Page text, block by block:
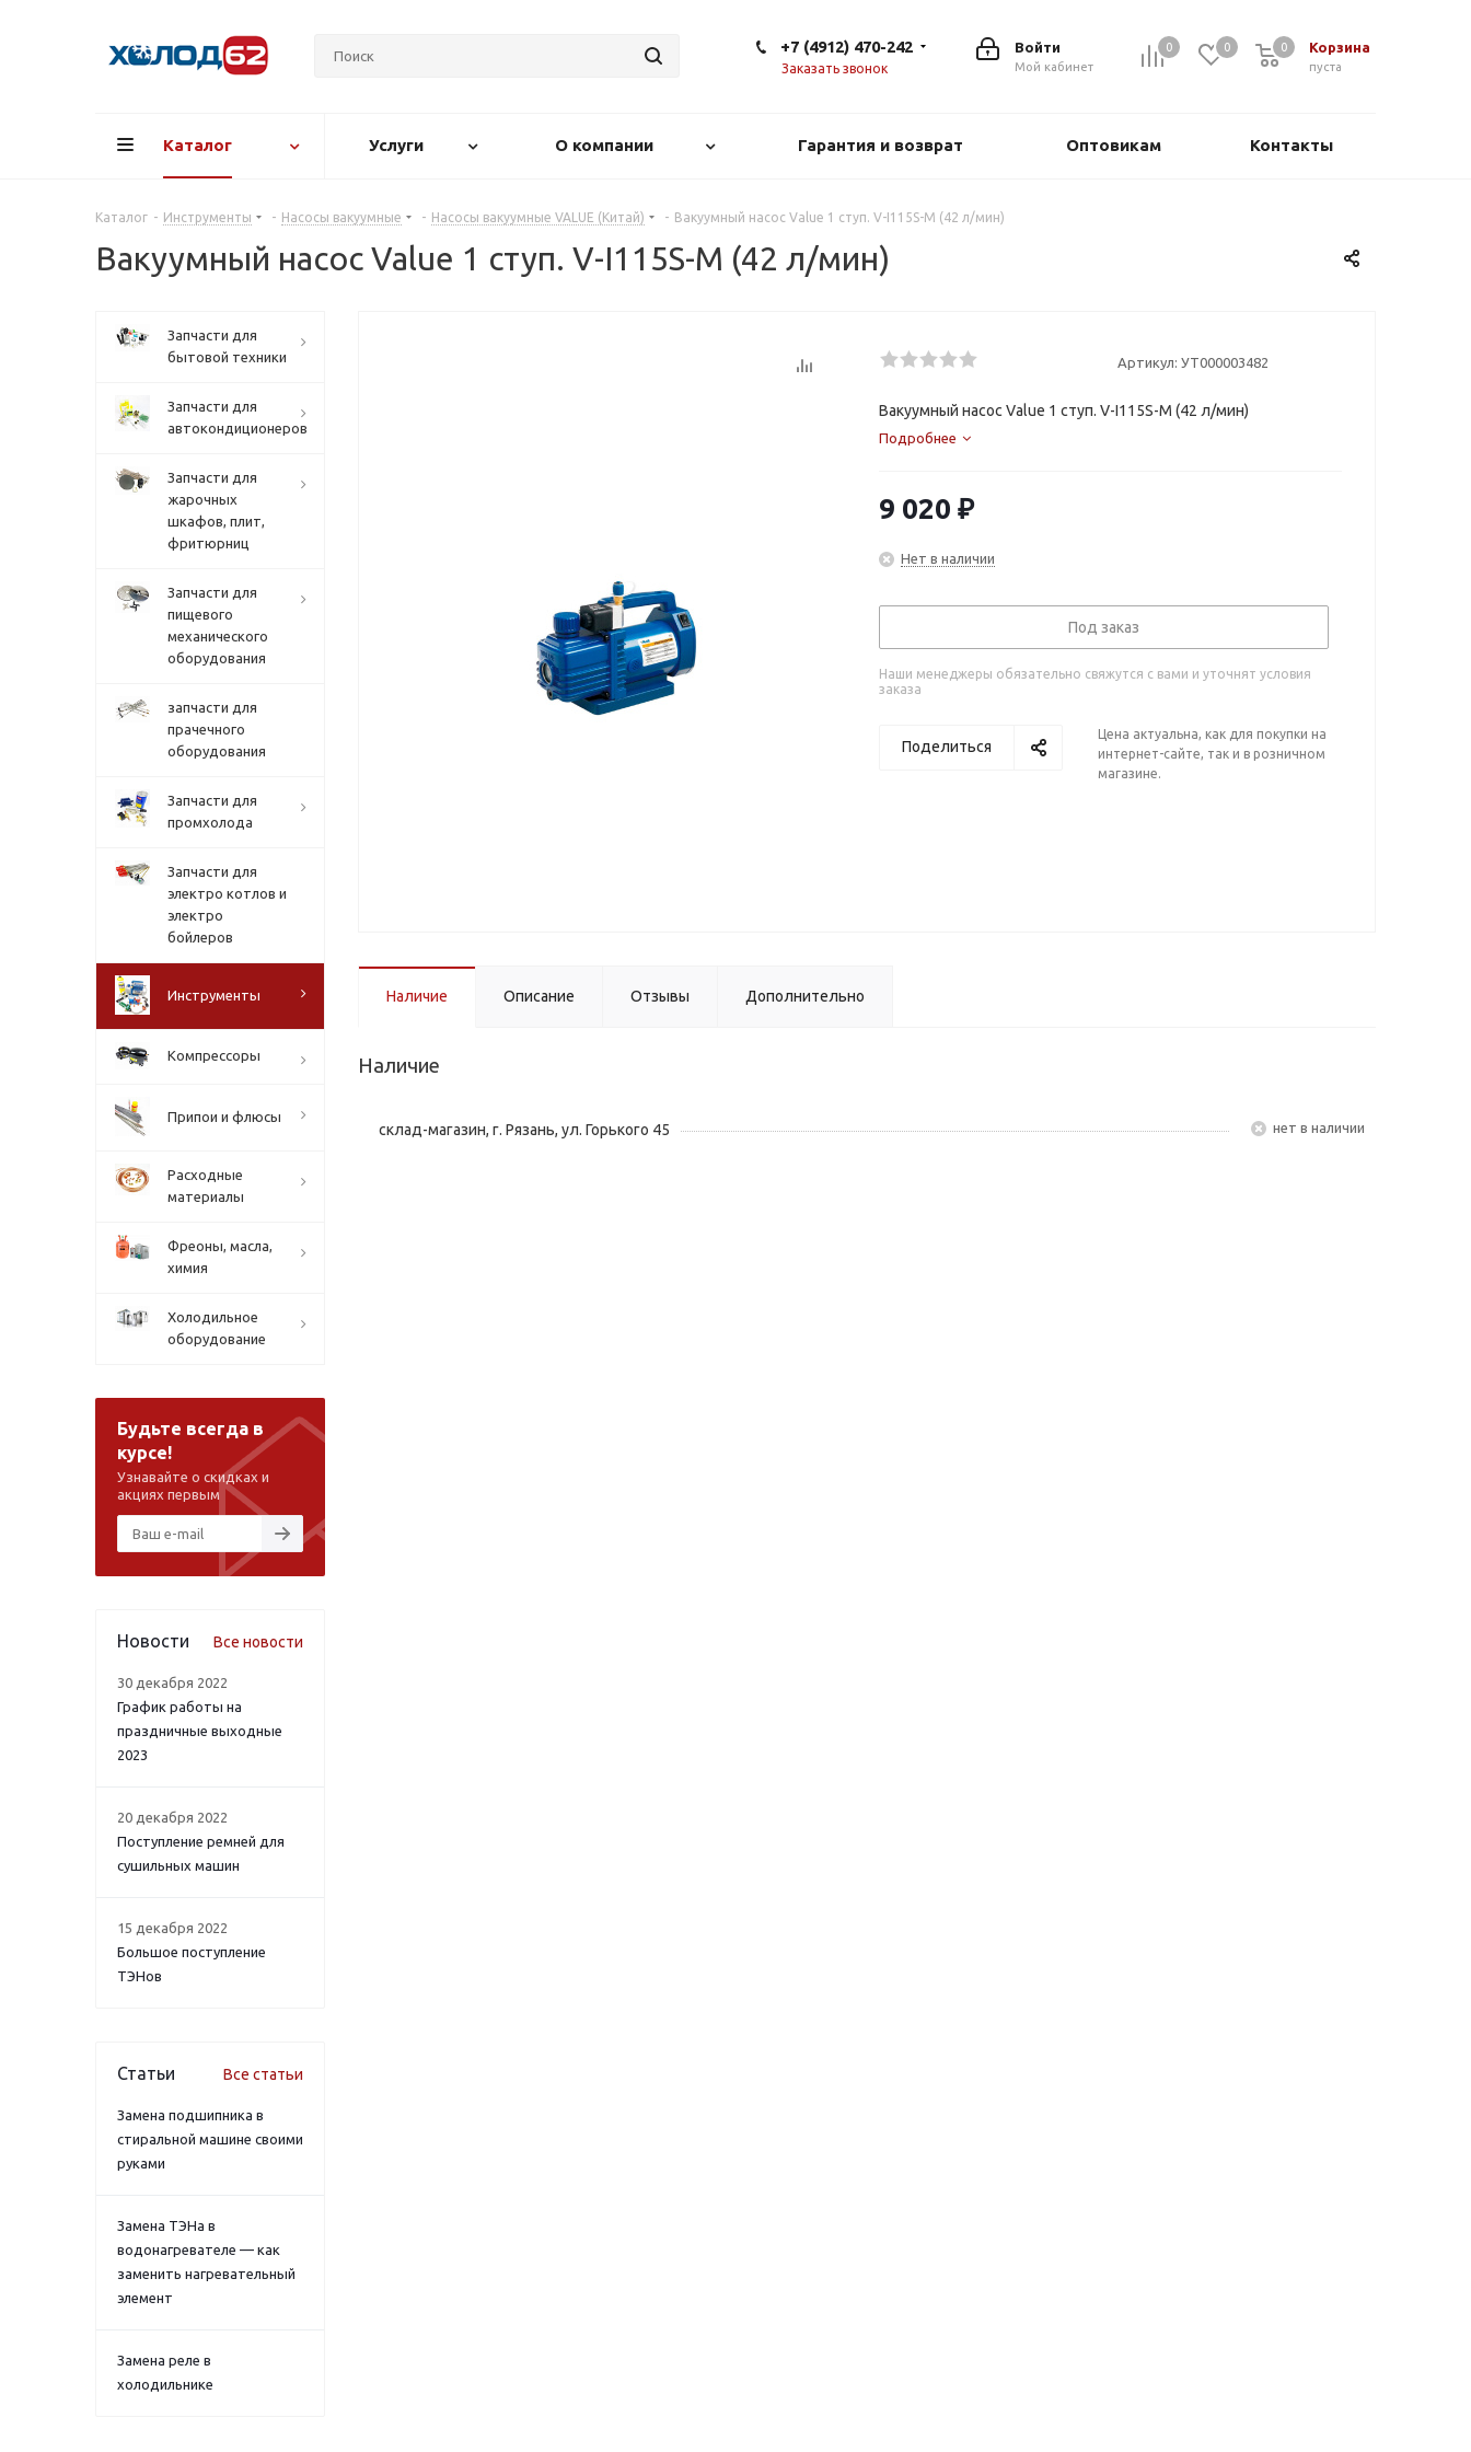
0 0 Корзина
0
пуста
0
Войти
Мой кабинет
+7 (4912) 470-242
Заказать звонок
Каталог Услуги О компании Гарантия и возврат Оптовикам Контакты
Каталог - Инструменты - Насосы вакуумные - Насосы вакуумные VALUE (Китай) - Вакуумный насос Value 1 ступ. V-I115S-M (42 л/мин)
Вакуумный насос Value 1 ступ. V-I115S-M (42 л/мин)
Артикул: УТ000003482
Вакуумный насос Value 1 ступ. V-I115S-M (42 л/мин)
Подробнее
9 020 ₽
Нет в наличии
Под заказ
Наши менеджеры обязательно свяжутся с вами и уточнят условия
заказа
Поделиться
Цена актуальна, как для покупки на
интернет-сайте, так и в розничном
магазине.
Наличие Описание Отзывы Дополнительно
Наличие
склад-магазин, г. Рязань, ул. Горького 45 Нет в наличии
Запчасти для
бытовой техники
Запчасти для
автокондиционеров
Запчасти для
жарочных
шкафов, плит,
фритюрниц
Запчасти для
пищевого
механического
оборудования
запчасти для
прачечного
оборудования
Запчасти для
промхолода
Запчасти для
электро котлов и
электро
бойлеров
Инструменты
Компрессоры
Припои и флюсы
Расходные
материалы
Фреоны, масла,
химия
Холодильное
оборудование
Будьте всегда в
курсе!
Узнавайте о скидках и
акциях первым
Новости Все новости
30 декабря 2022
График работы на
праздничные выходные
2023
20 декабря 2022
Поступление ремней для
сушильных машин
15 декабря 2022
Большое поступление
ТЭНов
Статьи Все статьи
Замена подшипника в
стиральной машине своими
руками
Замена ТЭНа в
водонагревателе — как
заменить нагревательный
элемент
Замена реле в
холодильнике